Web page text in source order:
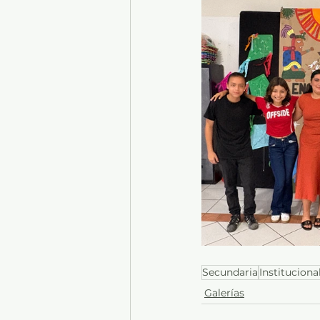
Secundaria
Galerías